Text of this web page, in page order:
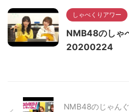
しゃべくりアワー
NMB48のしゃ
20200224
NMB48のじゃん